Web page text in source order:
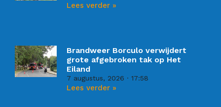
Lees verder »
Brandweer Borculo verwijdert
grote afgebroken tak op Het
Eiland
7 augustus, 2026 17:58
Lees verder »